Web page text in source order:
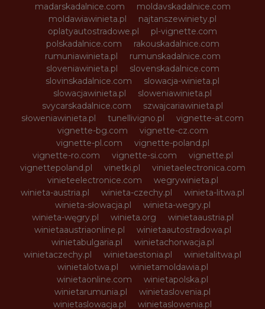
madarskadalnice.com
moldavskadalnice.com
moldawiawinieta.pl
najtanszewiniety.pl
oplatyautostradowe.pl
pl-vignette.com
polskadalnice.com
rakouskadalnice.com
rumuniawinieta.pl
rumunskadalnice.com
sloveniawinieta.pl
slovenskadalnice.com
slovinskadalnice.com
slowacja-winieta.pl
slowacjawinieta.pl
sloweniawinieta.pl
svycarskadalnice.com
szwajcariawinieta.pl
słoweniawinieta.pl
tunellivigno.pl
vignette-at.com
vignette-bg.com
vignette-cz.com
vignette-pl.com
vignette-poland.pl
vignette-ro.com
vignette-si.com
vignette.pl
vignettepoland.pl
vinetki.pl
vinietaelectronica.com
vinieteelectronice.com
wegrywinieta.pl
winieta-austria.pl
winieta-czechy.pl
winieta-litwa.pl
winieta-słowacja.pl
winieta-wegry.pl
winieta-węgry.pl
winieta.org
winietaaustria.pl
winietaaustriaonline.pl
winietaautostradowa.pl
winietabulgaria.pl
winietachorwacja.pl
winietaczechy.pl
winietaestonia.pl
winietalitwa.pl
winietalotwa.pl
winietamoldawia.pl
winietaonline.com
winietapolska.pl
winietarumunia.pl
winietaslovenia.pl
winietaslowacja.pl
winietaslowenia.pl